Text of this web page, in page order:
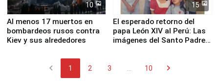
10
Al menos 17 muertos en
bombardeos rusos contra
Kiev y sus alrededores
15
El esperado retorno del
papa León XIV al Perú: Las
imágenes del Santo Padre
chevron_left 1 2 3 10 chevron_right